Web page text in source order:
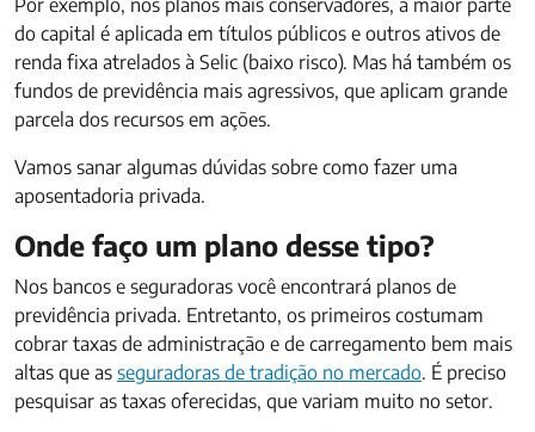
Por exemplo, nos planos mais conservadores, a maior parte
do capital é aplicada em títulos públicos e outros ativos de
renda fixa atrelados à Selic (baixo risco). Mas há também os
fundos de previdência mais agressivos, que aplicam grande
parcela dos recursos em ações.
Vamos sanar algumas dúvidas sobre como fazer uma
aposentadoria privada.
Onde faço um plano desse tipo?
Nos bancos e seguradoras você encontrará planos de
previdência privada. Entretanto, os primeiros costumam
cobrar taxas de administração e de carregamento bem mais
altas que as seguradoras de tradição no mercado. É preciso
pesquisar as taxas oferecidas, que variam muito no setor.